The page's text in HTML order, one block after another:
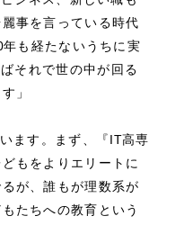
事を言っている時代
年も経たないうちに実
それで世の中が回る
」
ます。まず、『IT高専
もをよりエリートに
が、誰もが理数系が
たちへの教育という